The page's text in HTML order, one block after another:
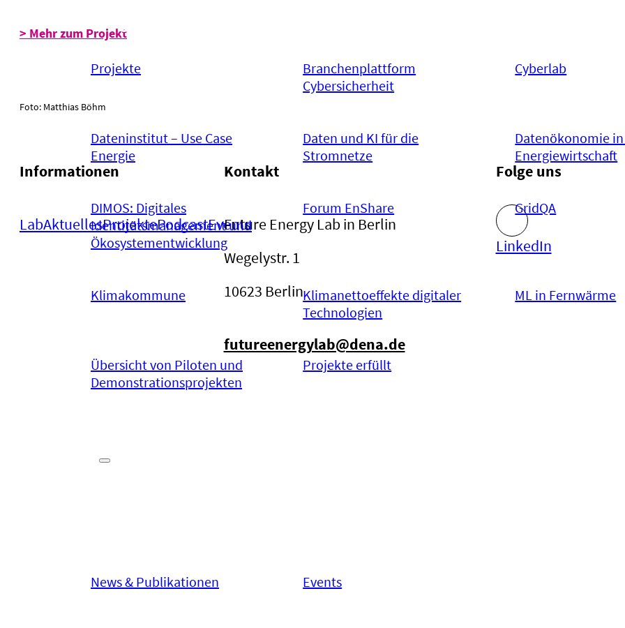
Projekte
Branchenplattform
Cybersicherheit
Cyberlab
Dateninstitut – Use Case
Energie
Daten und KI für die
Stromnetze
Datenökonomie
Energiewirtschaft
DIMOS: Digitales
Identitätsmanagement und
Ökosystementwicklung
Forum EnShare GridQA
Klimakommune
Klimanettoeffekte digitaler
Technologien
ML in Fernwärme
Übersicht von Piloten und
Demonstrationsprojekten
Projekte erfüllt
News & Publikationen Events
> Mehr zum Projekt
Foto: Matthias Böhm
Informationen
LabAktuellesProjektePodcastEvents
Kontakt
Future Energy Lab in Berlin
Wegelystr. 1
10623 Berlin
futureenergylab@dena.de
Folge uns
LinkedIn